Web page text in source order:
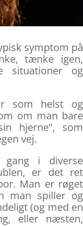
symptom på
tænke igen,
situationer og
som helst og
om man bare
hjerne”, som
vej.
i diverse
er det ret
Man er røget
man spiller og
(og med en
eller næsten,